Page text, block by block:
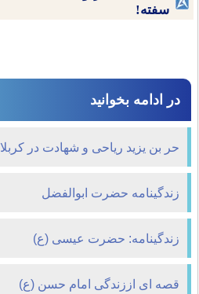
سفته!
در ادامه بخوانید
حر بن یزید ریاحی و شهادت در کربلا
زندگینامه حضرت ابوالفضل
زندگینامه: حضرت عیسی (ع)
قصه ای اززندگی امام حسن (ع)